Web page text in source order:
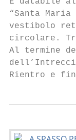
“Santa
vestibolo
circolare.
Al termine
Rientro e